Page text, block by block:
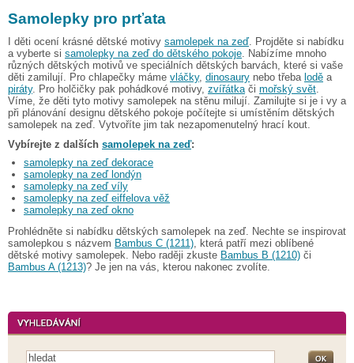
Samolepky pro prťata
I děti ocení krásné dětské motivy samolepek na zeď. Projděte si nabídku
a vyberte si samolepky na zeď do dětského pokoje. Nabízíme mnoho
různých dětských motivů ve speciálních dětských barvách, které si vaše
děti zamilují. Pro chlapečky máme vláčky, dinosaury nebo třeba lodě a
piráty. Pro holčičky pak pohádkové motivy, zvířátkači mořský svět.
Víme, že děti tyto motivy samolepek na stěnu milují. Zamilujte si je i vy a
při plánování designu dětského pokoje počítejte si umístěním dětských
samolepek na zeď. Vytvoříte jim tak nezapomenutelný hrací kout.
Vybírejte z dalších samolepek na zeď:
samolepky na zeď dekorace
samolepky na zeď londýn
samolepky na zeď víly
samolepky na zeď eiffelova věž
samolepky na zeď okno
Prohlédněte si nabídku dětských samolepek na zeď. Nechte se inspirovat
samolepkou s názvem Bambus C (1211), která patří mezi oblíbené
dětské motivy samolepek. Nebo raději zkuste Bambus B (1210) či
Bambus A (1213)? Je jen na vás, kterou nakonec zvolíte.